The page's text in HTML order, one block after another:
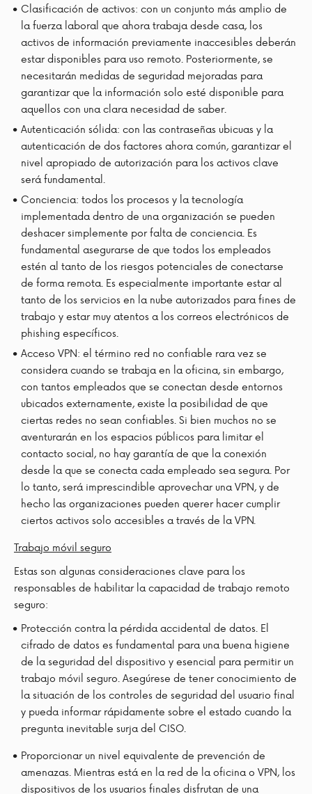
Clasificación de activos: con un conjunto más amplio de
la fuerza laboral que ahora trabaja desde casa, los
activos de información previamente inaccesibles deberán
estar disponibles para uso remoto. Posteriormente, se
necesitarán medidas de seguridad mejoradas para
garantizar que la información solo esté disponible para
aquellos con una clara necesidad de saber.
Autenticación sólida: con las contraseñas ubicuas y la
autenticación de dos factores ahora común, garantizar el
nivel apropiado de autorización para los activos clave
será fundamental.
Conciencia: todos los procesos y la tecnología
implementada dentro de una organización se pueden
deshacer simplemente por falta de conciencia. Es
fundamental asegurarse de que todos los empleados
estén al tanto de los riesgos potenciales de conectarse
de forma remota. Es especialmente importante estar al
tanto de los servicios en la nube autorizados para fines de
trabajo y estar muy atentos a los correos electrónicos de
phishing específicos.
Acceso VPN: el término red no confiable rara vez se
considera cuando se trabaja en la oficina, sin embargo,
con tantos empleados que se conectan desde entornos
ubicados externamente, existe la posibilidad de que
ciertas redes no sean confiables. Si bien muchos no se
aventurarán en los espacios públicos para limitar el
contacto social, no hay garantía de que la conexión
desde la que se conecta cada empleado sea segura. Por
lo tanto, será imprescindible aprovechar una VPN, y de
hecho las organizaciones pueden querer hacer cumplir
ciertos activos solo accesibles a través de la VPN.
Trabajo móvil seguro
Estas son algunas consideraciones clave para los
responsables de habilitar la capacidad de trabajo remoto
seguro:
Protección contra la pérdida accidental de datos. El
cifrado de datos es fundamental para una buena higiene
de la seguridad del dispositivo y esencial para permitir un
trabajo móvil seguro. Asegúrese de tener conocimiento de
la situación de los controles de seguridad del usuario final
y pueda informar rápidamente sobre el estado cuando la
pregunta inevitable surja del CISO.
Proporcionar un nivel equivalente de prevención de
amenazas. Mientras está en la red de la oficina o VPN, los
dispositivos de los usuarios finales disfrutan de una